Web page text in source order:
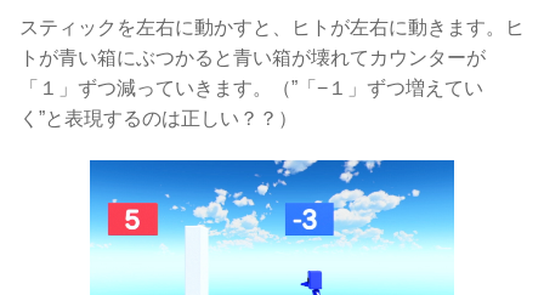
スティックを左右に動かすと、ヒトが左右に動きます。ヒ
トが青い箱にぶつかると青い箱が壊れてカウンターが
「１」ずつ減っていきます。（”「−１」ずつ増えてい
く”と表現するのは正しい？？）